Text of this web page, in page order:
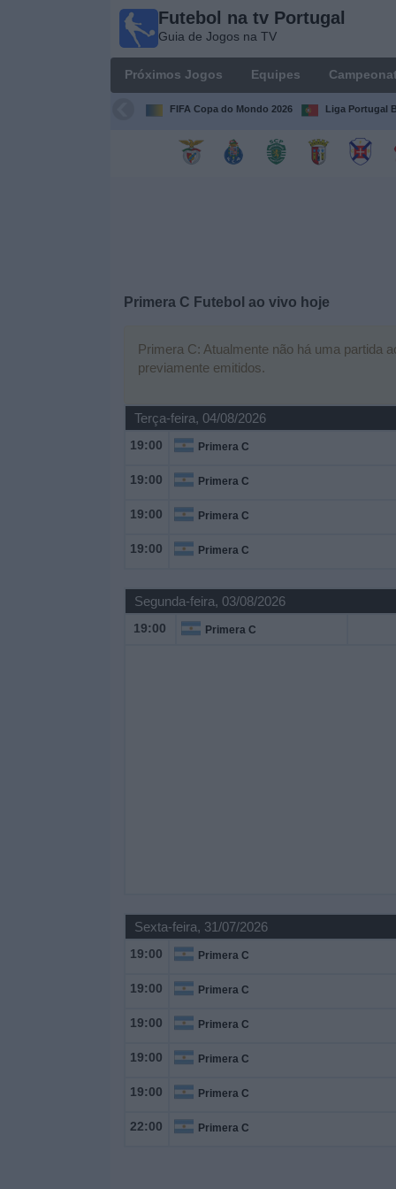
Futebol na tv Portugal
Guia de Jogos na TV
Próximos Jogos Equipes
FIFA Copa do Mondo 2026 Liga Portugal
Primera C Futebol ao vivo hoje
Primera C: Atualmente não há uma partida
previamente emitidos.
Terça-feira, 04/08/2026
19:00 Primera C
19:00 Primera C
19:00 Primera C
19:00 Primera C
Segunda-feira, 03/08/2026
19:00 Primera C
Sexta-feira, 31/07/2026
19:00 Primera C
19:00 Primera C
19:00 Primera C
19:00 Primera C
19:00 Primera C
22:00 Primera C
Portugal
Jogos na TV